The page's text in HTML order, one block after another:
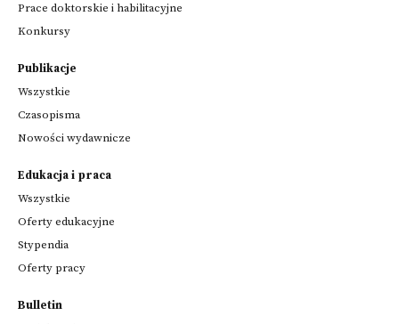
Prace doktorskie i habilitacyjne
Konkursy
Publikacje
Wszystkie
Czasopisma
Nowości wydawnicze
Edukacja i praca
Wszystkie
Oferty edukacyjne
Stypendia
Oferty pracy
Bulletin